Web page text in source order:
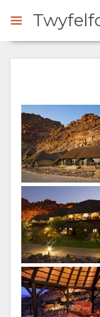
SOMMARIO
SU
DI
NOI
SERVIZI
GALLERIA
IMMAGINI